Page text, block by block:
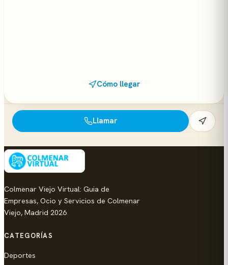
Cómo llegar
Llamar
Colmenar Viejo Virtual: Guia de
Empresas, Ocio y Servicios de Colmenar
Viejo, Madrid 2026
CATEGORÍAS
Deportes